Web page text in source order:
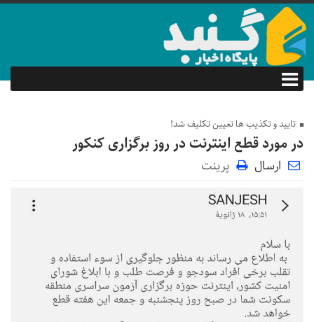
تایید و تکذیب ها تعیین تکلیف شد!
در مورد قطع اینترنت در روز برگزاری کنکور
ارسال پرینت